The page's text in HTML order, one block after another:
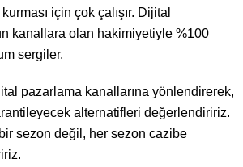
için çok çalışır. Dijital
kanallara olan hakimiyetiyle %100
sergiler.
pazarlama kanallarına yönlendirerek,
alternatifleri değerlendiririz.
bir sezon değil, her sezon cazibe